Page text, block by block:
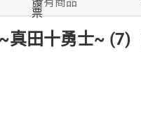
真田十勇士~ (7)